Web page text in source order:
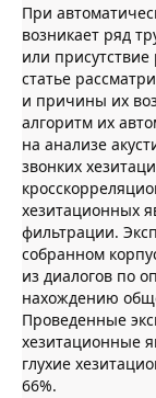
При
возникает ряд
или
статье
и причины их
алгоритм их
на анализе
звонких
хезитационных
фильтрации.
собранном
из диалогов по
нахождению
Проведенные
хезитационные
глухие
66%.